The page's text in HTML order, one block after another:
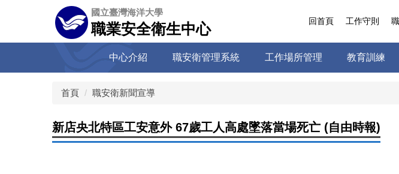
容
國立臺灣海洋大學
職業安全衛生中心
中心介紹 職安衛管理系統 工作場所管理 教育訓練
回首頁 工作守則
首頁 職安衛新聞宣導
新店央北特區工安意外 67歲工人高處墜落當場死亡 (自由時報)